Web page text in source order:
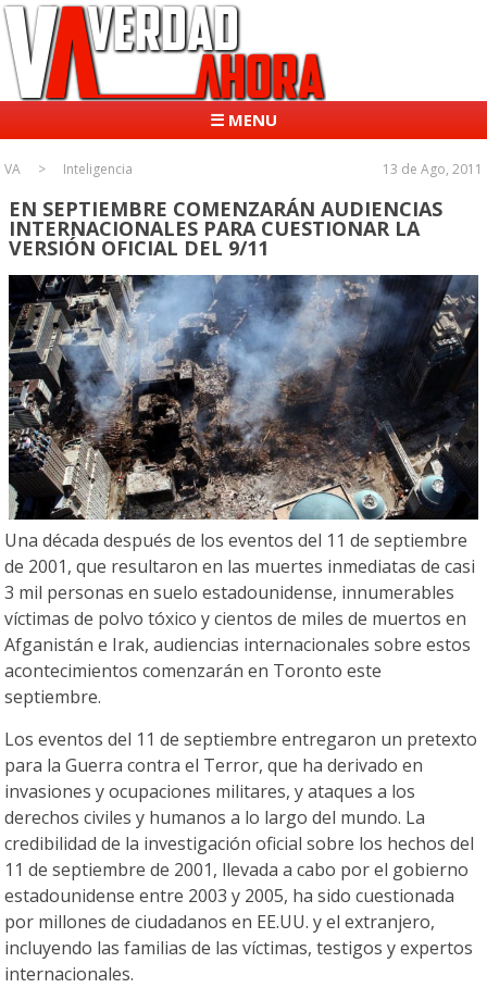
☰ MENU
VA Inteligencia 13 de Ago, 2011
EN SEPTIEMBRE COMENZARÁN AUDIENCIAS
INTERNACIONALES PARA CUESTIONAR LA
VERSIÓN OFICIAL DEL 9/11
Una década después de los eventos del 11 de septiembre
de 2001, que resultaron en las muertes inmediatas de casi
3 mil personas en suelo estadounidense, innumerables
víctimas de polvo tóxico y cientos de miles de muertos en
Afganistán e Irak, audiencias internacionales sobre estos
acontecimientos comenzarán en Toronto este
septiembre.
Los eventos del 11 de septiembre entregaron un pretexto
para la Guerra contra el Terror, que ha derivado en
invasiones y ocupaciones militares, y ataques a los
derechos civiles y humanos a lo largo del mundo. La
credibilidad de la investigación oficial sobre los hechos del
11 de septiembre de 2001, llevada a cabo por el gobierno
estadounidense entre 2003 y 2005, ha sido cuestionada
por millones de ciudadanos en EE.UU. y el extranjero,
incluyendo las familias de las víctimas, testigos y expertos
internacionales.